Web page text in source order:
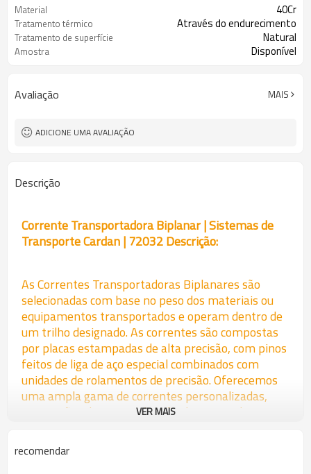
Material 40Cr
Tratamento térmico Através do endurecimento
Tratamento de superfície Natural
Amostra Disponível
Avaliação MAIS
ADICIONE UMA AVALIAÇÃO
Descrição
Corrente Transportadora Biplanar | Sistemas de
Transporte Cardan | 72032 Descrição:
As Correntes Transportadoras Biplanares são
selecionadas com base no peso dos materiais ou
equipamentos transportados e operam dentro de
um trilho designado. As correntes são compostas
por placas estampadas de alta precisão, com pinos
feitos de liga de aço especial combinados com
unidades de rolamentos de precisão. Oferecemos
uma ampla gama de correntes personalizadas,
com opções de personalização de material e
acordo com as especificações ou amostras
fornecidas.
VER MAIS
recomendar